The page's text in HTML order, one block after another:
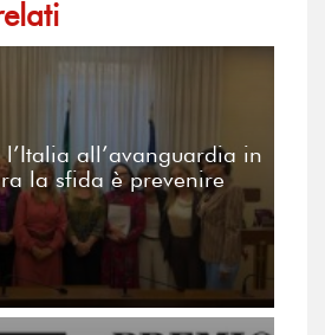
all’avanguardia in
la sfida è prevenire